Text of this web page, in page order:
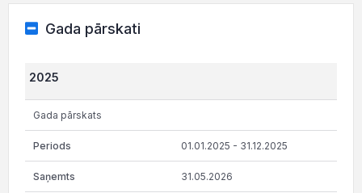
Gada pārskati
2025
Gada pārskats
01.01.2025 - 31.12.2025
31.05.2026